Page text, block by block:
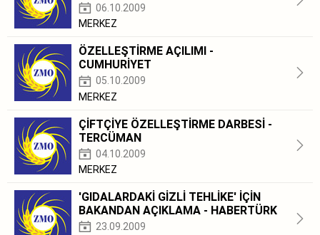
06.10.2009
MERKEZ
ÖZELLEŞTİRME AÇILIMI -
CUMHURİYET
05.10.2009
MERKEZ
ÇİFTÇİYE ÖZELLEŞTİRME DARBESİ -
TERCÜMAN
04.10.2009
MERKEZ
'GIDALARDAKİ GİZLİ TEHLİKE' İÇİN
BAKANDAN AÇIKLAMA - HABERTÜRK
23.09.2009